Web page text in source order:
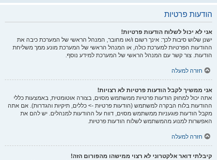
הודעות פרטיות
אני לא יכול לשלוח הודעות פרטיות!
ישנן שלוש סיבות לכך: אינך רשום ו/או מחובר, המנהל הראשי של המערכת כיבה את
ההודעות הפרטיות למערכת כולה, או המנהל הראשי של המערכת מונע ממך משליחת
הודעות. צור קשר עם המנהל הראשי של המערכת למידע נוסף.
חזרה למעלה
אני ממשיך לקבל הודעות פרטיות לא רצויות!
אתה יכול למחוק הודעות פרטיות ממשתמש מסוים, בצורה אוטומטית, באמצעות כללי
ההודעות בלוח הבקרה למשתמש (הודעות פרטיות -> כללים, תיקיות והגדרות). אם אתה
מקבל הודעות פוגעניות ממשתמש מסוים, דווח על ההודעות למנהלים. יש להם את
האפשרות למנוע מהמשתמש לשלוח הודעות פרטיות.
חזרה למעלה
קיבלתי דואר אלקטרוני לא רצוי ממישהו מהפורום הזה!